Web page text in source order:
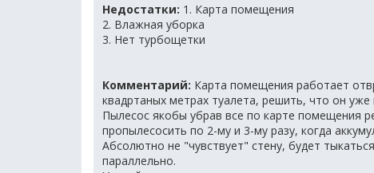
Недостатки: 1. Карта помещения
2. Влажная уборка
3. Нет турбощетки
Комментарий: Карта помещения работает
квадртаных метрах туалета, решить, что он уже
Пылесос якобы убрав все по карте помещения
пропылесосить по 2-му и 3-му разу, когда
Абсолютно не "чувствует" стену, будет
параллельно.